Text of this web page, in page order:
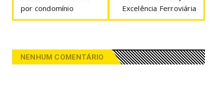
por condomínio
Excelência Ferroviária
NENHUM COMENTÁRIO